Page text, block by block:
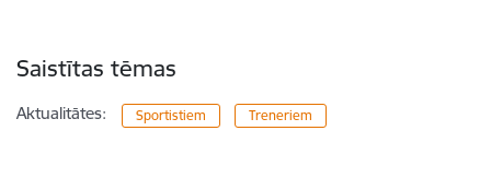
Saistītas tēmas
Aktualitātes: Sportistiem Treneriem